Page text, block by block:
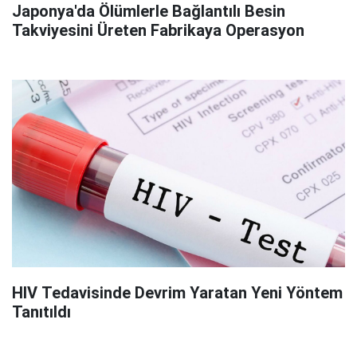
Japonya'da Ölümlerle Bağlantılı Besin
Takviyesini Üreten Fabrikaya Operasyon
HIV Tedavisinde Devrim Yaratan Yeni Yöntem
Tanıtıldı